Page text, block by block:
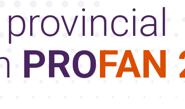
PROFAN